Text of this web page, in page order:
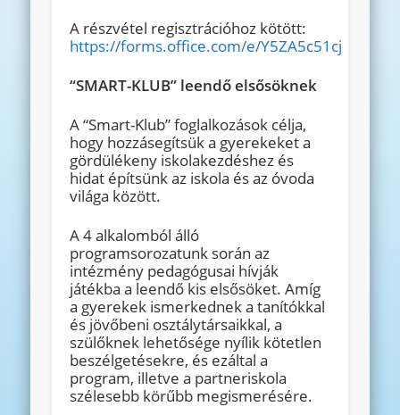
A részvétel regisztrációhoz kötött:
https://forms.office.com/e/Y5ZA5c51cj
“SMART-KLUB” leendő elsősöknek
A “Smart-Klub” foglalkozások célja,
hogy hozzásegítsük a gyerekeket a
gördülékeny iskolakezdéshez és
hidat építsünk az iskola és az óvoda
világa között.
A 4 alkalomból álló
programsorozatunk során az
intézmény pedagógusai hívják
játékba a leendő kis elsősöket. Amíg
a gyerekek ismerkednek a tanítókkal
és jövőbeni osztálytársaikkal, a
szülőknek lehetősége nyílik kötetlen
beszélgetésekre, és ezáltal a
program, illetve a partneriskola
szélesebb körűbb megismerésére.